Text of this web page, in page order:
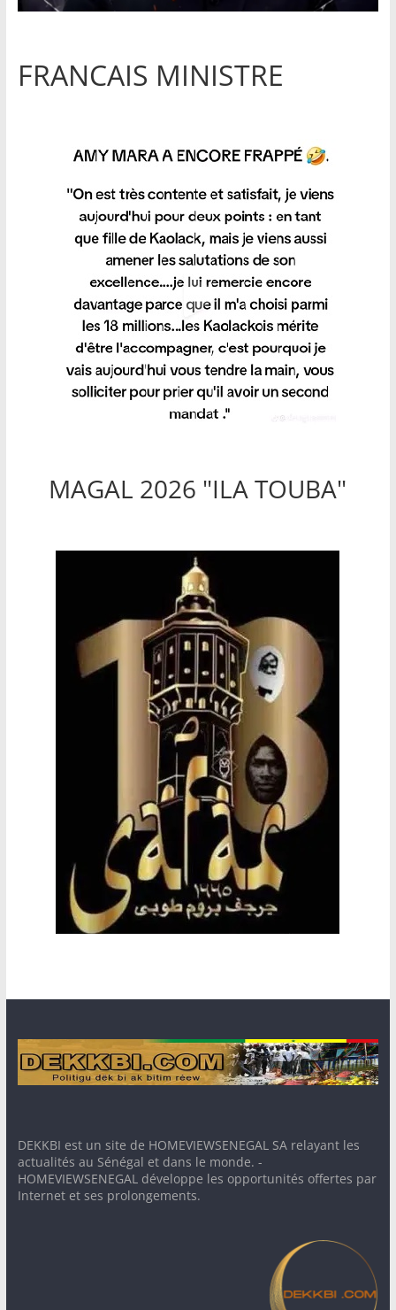
FRANCAIS MINISTRE
MAGAL 2026 "ILA TOUBA"
DEKKBI est un site de HOMEVIEWSENEGAL SA relayant les
actualités au Sénégal et dans le monde. -
HOMEVIEWSENEGAL développe les opportunités offertes par
Internet et ses prolongements.